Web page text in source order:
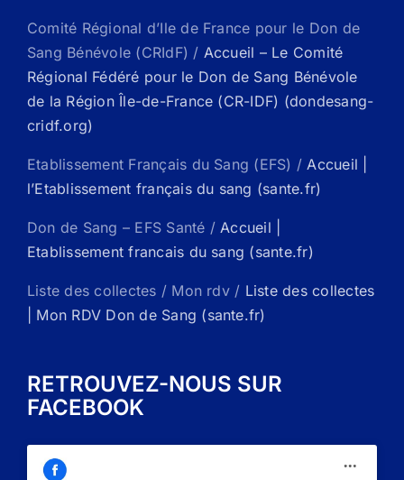
Comité Régional d’Ile de France pour le Don de
Sang Bénévole (CRIdF) / Accueil – Le Comité
Régional Fédéré pour le Don de Sang Bénévole
de la Région Île-de-France (CR-IDF) (dondesang-
cridf.org)
Etablissement Français du Sang (EFS) /Accueil |
l’Etablissement français du sang (sante.fr)
Don de Sang – EFS Santé /Accueil |
Etablissement francais du sang (sante.fr)
Liste des collectes / Mon rdv / Liste des collectes
| Mon RDV Don de Sang (sante.fr)
RETROUVEZ-NOUS SUR
FACEBOOK